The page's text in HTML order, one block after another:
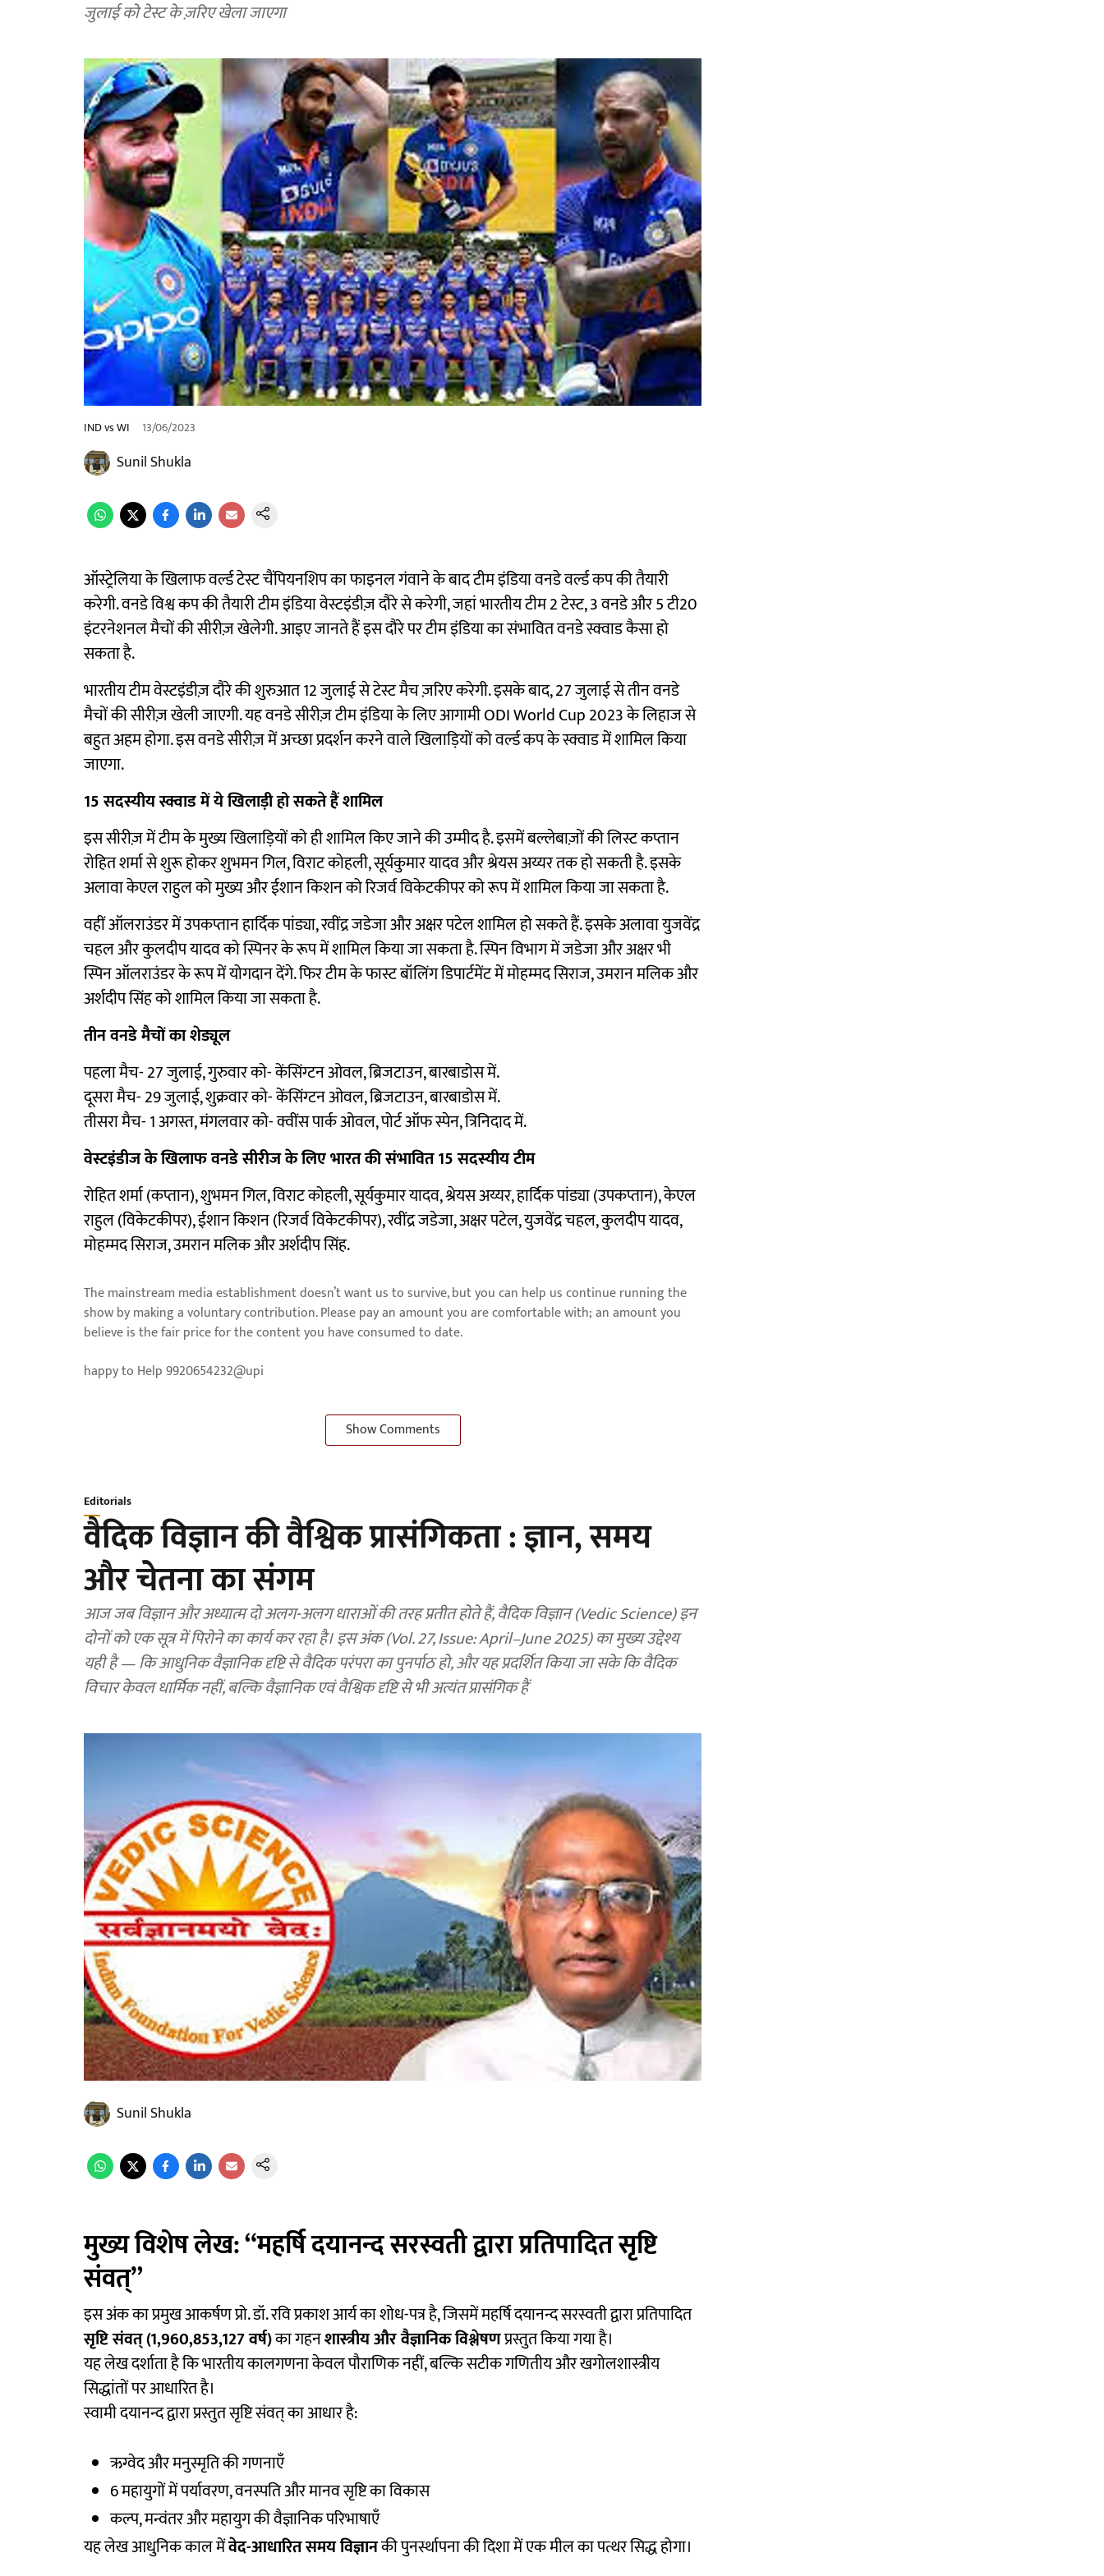
जुलाई को टेस्ट के ज़रिए खेला जाएगा
IND vs WI 13/06/2023
Sunil Shukla
ऑस्ट्रेलिया के खिलाफ वर्ल्ड टेस्ट चैंपियनशिप का फाइनल गंवाने के बाद टीम इंडिया वनडे वर्ल्ड कप की तैयारी
करेगी. वनडे विश्व कप की तैयारी टीम इंडिया वेस्टइंडीज़ दौरे से करेगी, जहां भारतीय टीम 2 टेस्ट, 3 वनडे और 5 टी20
इंटरनेशनल मैचों की सीरीज़ खेलेगी. आइए जानते हैं इस दौरे पर टीम इंडिया का संभावित वनडे स्क्वाड कैसा हो
सकता है.
भारतीय टीम वेस्टइंडीज़ दौरे की शुरुआत 12 जुलाई से टेस्ट मैच ज़रिए करेगी. इसके बाद, 27 जुलाई से तीन वनडे
मैचों की सीरीज़ खेली जाएगी. यह वनडे सीरीज़ टीम इंडिया के लिए आगामी ODI World Cup 2023 के लिहाज से
बहुत अहम होगा. इस वनडे सीरीज़ में अच्छा प्रदर्शन करने वाले खिलाड़ियों को वर्ल्ड कप के स्क्वाड में शामिल किया
जाएगा.
15 सदस्यीय स्क्वाड में ये खिलाड़ी हो सकते हैं शामिल
इस सीरीज़ में टीम के मुख्य खिलाड़ियों को ही शामिल किए जाने की उम्मीद है. इसमें बल्लेबाज़ों की लिस्ट कप्तान
रोहित शर्मा से शुरू होकर शुभमन गिल, विराट कोहली, सूर्यकुमार यादव और श्रेयस अय्यर तक हो सकती है. इसके
अलावा केएल राहुल को मुख्य और ईशान किशन को रिजर्व विकेटकीपर को रूप में शामिल किया जा सकता है.
वहीं ऑलराउंडर में उपकप्तान हार्दिक पांड्या, रवींद्र जडेजा और अक्षर पटेल शामिल हो सकते हैं. इसके अलावा युजवेंद्र
चहल और कुलदीप यादव को स्पिनर के रूप में शामिल किया जा सकता है. स्पिन विभाग में जडेजा और अक्षर भी
स्पिन ऑलराउंडर के रूप में योगदान देंगे. फिर टीम के फास्ट बॉलिंग डिपार्टमेंट में मोहम्मद सिराज, उमरान मलिक और
अर्शदीप सिंह को शामिल किया जा सकता है.
तीन वनडे मैचों का शेड्यूल
पहला मैच- 27 जुलाई, गुरुवार को- केंसिंग्टन ओवल, ब्रिजटाउन, बारबाडोस में.
दूसरा मैच- 29 जुलाई, शुक्रवार को- केंसिंग्टन ओवल, ब्रिजटाउन, बारबाडोस में.
तीसरा मैच- 1 अगस्त, मंगलवार को- क्वींस पार्क ओवल, पोर्ट ऑफ स्पेन, त्रिनिदाद में.
वेस्टइंडीज के खिलाफ वनडे सीरीज के लिए भारत की संभावित 15 सदस्यीय टीम
रोहित शर्मा (कप्तान), शुभमन गिल, विराट कोहली, सूर्यकुमार यादव, श्रेयस अय्यर, हार्दिक पांड्या (उपकप्तान), केएल
राहुल (विकेटकीपर), ईशान किशन (रिजर्व विकेटकीपर), रवींद्र जडेजा, अक्षर पटेल, युजवेंद्र चहल, कुलदीप यादव,
मोहम्मद सिराज, उमरान मलिक और अर्शदीप सिंह.
The mainstream media establishment doesn’t want us to survive, but you can help us continue running the
show by making a voluntary contribution. Please pay an amount you are comfortable with; an amount you
believe is the fair price for the content you have consumed to date.
happy to Help 9920654232@upi
Show Comments
Editorials
वैदिक विज्ञान की वैश्विक प्रासंगिकता : ज्ञान, समय
और चेतना का संगम
आज जब विज्ञान और अध्यात्म दो अलग-अलग धाराओं की तरह प्रतीत होते हैं, वैदिक विज्ञान (Vedic Science) इन
दोनों को एक सूत्र में पिरोने का कार्य कर रहा है। इस अंक (Vol. 27, Issue: April–June 2025) का मुख्य उद्देश्य
यही है — कि आधुनिक वैज्ञानिक दृष्टि से वैदिक परंपरा का पुनर्पाठ हो, और यह प्रदर्शित किया जा सके कि वैदिक
विचार केवल धार्मिक नहीं, बल्कि वैज्ञानिक एवं वैश्विक दृष्टि से भी अत्यंत प्रासंगिक हैं
Sunil Shukla
मुख्य विशेष लेख: “महर्षि दयानन्द सरस्वती द्वारा प्रतिपादित सृष्टि
संवत्”
इस अंक का प्रमुख आकर्षण प्रो. डॉ. रवि प्रकाश आर्य का शोध-पत्र है, जिसमें महर्षि दयानन्द सरस्वती द्वारा प्रतिपादित
सृष्टि संवत् (1,960,853,127 वर्ष)का गहनशास्त्रीय और वैज्ञानिक विश्लेषणप्रस्तुत किया गया है।
यह लेख दर्शाता है कि भारतीय कालगणना केवल पौराणिक नहीं, बल्कि सटीक गणितीय और खगोलशास्त्रीय
सिद्धांतों पर आधारित है।
स्वामी दयानन्द द्वारा प्रस्तुत सृष्टि संवत् का आधार है:
ऋग्वेद और मनुस्मृति की गणनाएँ
6 महायुगों में पर्यावरण, वनस्पति और मानव सृष्टि का विकास
कल्प, मन्वंतर और महायुग की वैज्ञानिक परिभाषाएँ
यह लेख आधुनिक काल मेंवेद-आधारित समय विज्ञानकी पुनर्स्थापना की दिशा में एक मील का पत्थर सिद्ध होगा।